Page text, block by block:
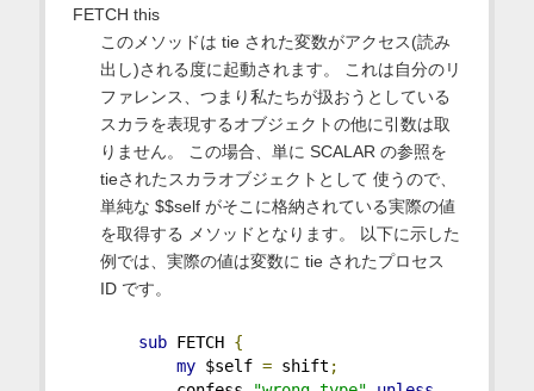
FETCH this
このメソッドは tie された変数がアクセス(読み
出し)される度に起動されます。 これは自分のリ
ファレンス、つまり私たちが扱おうとしている
スカラを表現するオブジェクトの他に引数は取
りません。 この場合、単に SCALAR の参照を
tieされたスカラオブジェクトとして 使うので、
単純な $$self がそこに格納されている実際の値
を取得する メソッドとなります。 以下に示した
例では、実際の値は変数に tie されたプロセス
ID です。
sub FETCH {
my $self = shift ;